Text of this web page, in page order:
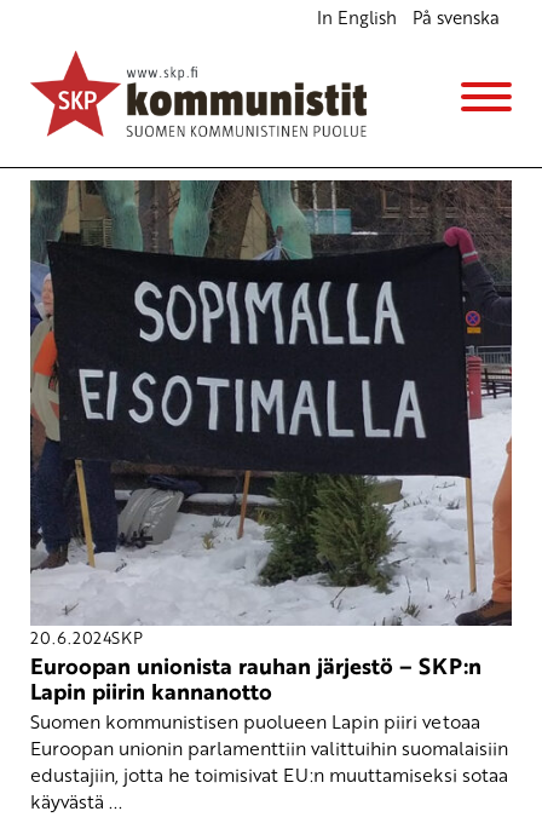
In English På svenska
rauhanneuvottelut
20.6.2024SKP
Euroopan unionista rauhan järjestö – SKP:n
Lapin piirin kannanotto
Suomen kommunistisen puolueen Lapin piiri vetoaa
Euroopan unionin parlamenttiin valittuihin suomalaisiin
edustajiin, jotta he toimisivat EU:n muuttamiseksi sotaa
käyvästä ...